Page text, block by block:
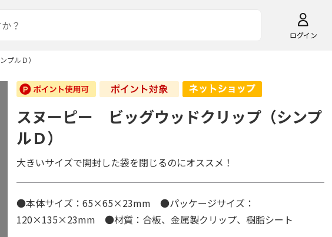
ログイン
プルＤ）
スヌーピー ビッグウッドクリップ（シンプ
ルＤ）
大きいサイズで開封した袋を閉じるのにオススメ！
●本体サイズ：65×65×23mm ●パッケージサイズ：
120×135×23mm ●材質：合板、金属製クリップ、樹脂シート